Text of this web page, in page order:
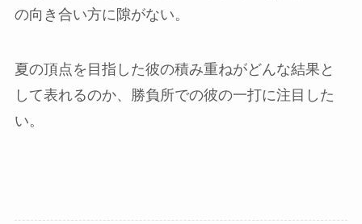
の向き合い方に隙がない。
夏の頂点を目指した彼の積み重ねがどんな結果と
して表れるのか、勝負所での彼の一打に注目した
い。